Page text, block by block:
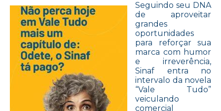
Seguindo seu DNA
de aproveitar
grandes
oportunidades
para reforçar sua
marca com humor
e irreverência,
Sinaf entra no
intervalo da novela
“Vale Tudo”
veiculando
comercial